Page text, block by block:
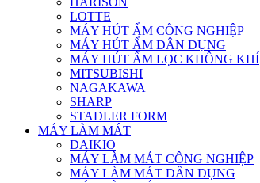
LOTTE
MÁY HÚT ẨM CÔNG NGHIỆP
MÁY HÚT ẨM DÂN DỤNG
MÁY HÚT ẨM LỌC KHÔNG KHÍ
MITSUBISHI
NAGAKAWA
SHARP
STADLER FORM
MÁY LÀM MÁT
DAIKIO
MÁY LÀM MÁT CÔNG NGHIỆP
MÁY LÀM MÁT DÂN DỤNG